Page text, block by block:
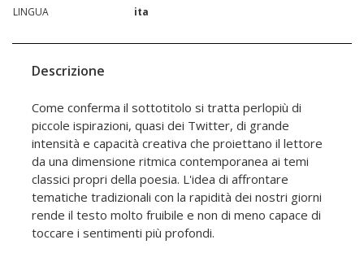
LINGUA
ita
Descrizione
Come conferma il sottotitolo si tratta perlopiù di
piccole ispirazioni, quasi dei Twitter, di grande
intensità e capacità creativa che proiettano il lettore
da una dimensione ritmica contemporanea ai temi
classici propri della poesia. L'idea di affrontare
tematiche tradizionali con la rapidità dei nostri giorni
rende il testo molto fruibile e non di meno capace di
toccare i sentimenti più profondi.